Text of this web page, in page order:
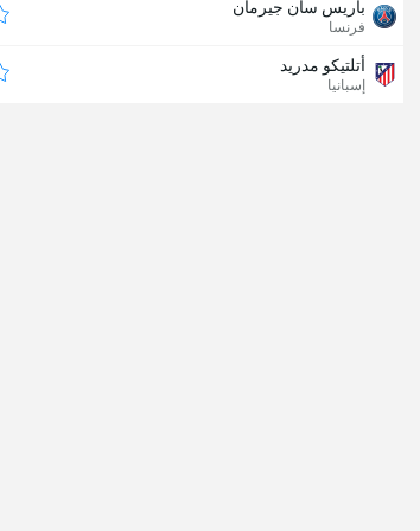
باريس سان جيرمان
فرنسا
أتلتيكو مدريد
إسبانيا